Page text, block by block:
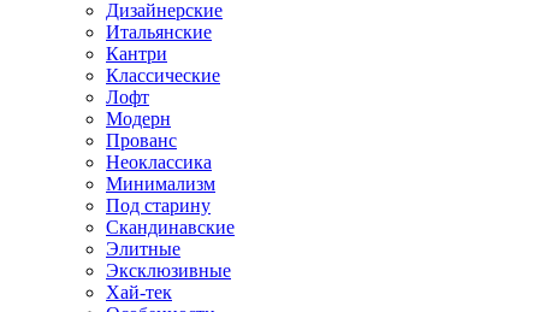
Дизайнерские
Итальянские
Кантри
Классические
Лофт
Модерн
Прованс
Неоклассика
Минимализм
Под старину
Скандинавские
Элитные
Эксклюзивные
Хай-тек